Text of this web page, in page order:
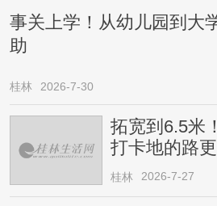
事关上学！从幼儿园到大
助
桂林 2026-7-30
拓宽到6.5米
打卡地的路
桂林 2026-7-27